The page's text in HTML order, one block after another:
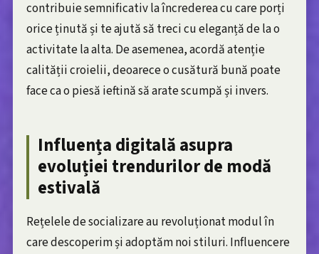
contribuie semnificativ la încrederea cu care porți
orice ținută și te ajută să treci cu eleganță de la o
activitate la alta. De asemenea, acordă atenție
calității croielii, deoarece o cusătură bună poate
face ca o piesă ieftină să arate scumpă și invers.
Influența digitală asupra
evoluției trendurilor de modă
estivală
Rețelele de socializare au revoluționat modul în
care descoperim și adoptăm noi stiluri. Influencere